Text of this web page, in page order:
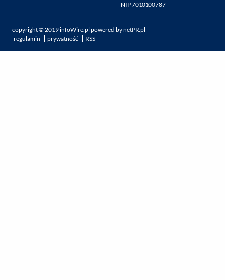
NIP 7010100787
copyright ©2019infoWire.pl powered bynetPR.pl
regulamin
prywatność RSS